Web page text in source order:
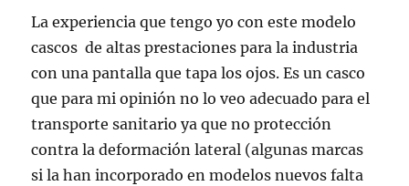
La experiencia que tengo yo con este modelo
cascos de altas prestaciones para la industria
con una pantalla que tapa los ojos. Es un casco
que para mi opinión no lo veo adecuado para el
transporte sanitario ya que no protección
contra la deformación lateral (algunas marcas
si la han incorporado en modelos nuevos falta